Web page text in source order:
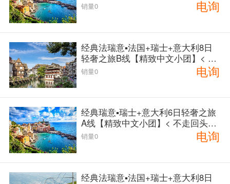
罗马上 苏黎世下> [编号：3897]
销量0 电询
经典法瑞意▪法国+瑞士+意大利8日
轻奢之旅B线【精致中文小团】< 不
走回头路 罗马上 巴黎下> [编号：38
销量0 电询
经典瑞意▪瑞士+意大利6日轻奢之旅
A线【精致中文小团】< 不走回头路
苏黎世上 罗马下> [编号：3895]
销量0 电询
经典法瑞意▪法国+瑞士+意大利8日